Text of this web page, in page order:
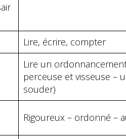
Lire, écrire, compter
Lire un
perceuse et visseuse –
souder)
Rigoureux – ordonné –